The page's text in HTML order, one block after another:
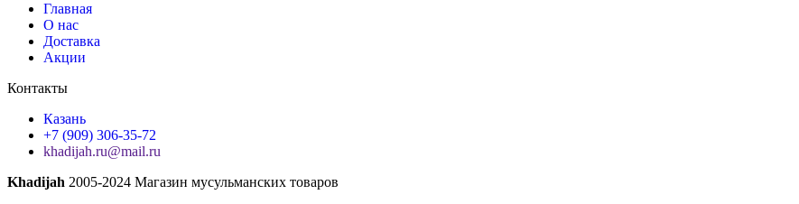
Главная
О нас
Доставка
Акции
Контакты
Казань
+7 (909) 306-35-72
khadijah.ru@mail.ru
Khadijah 2005-2024 Магазин мусульманских товаров